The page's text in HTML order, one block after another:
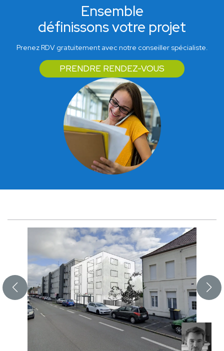
Ensemble
définissons votre projet
Prenez RDV gratuitement avec notre conseiller spécialiste.
PRENDRE RENDEZ-VOUS